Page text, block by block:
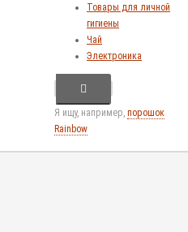
Товары для личной
гигиены
Чай
Электроника
Я ищу, например, порошок
Rainbow